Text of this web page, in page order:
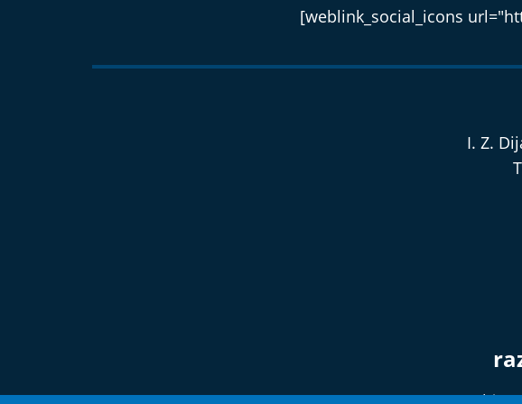
[weblink_social_icons
I. Z.